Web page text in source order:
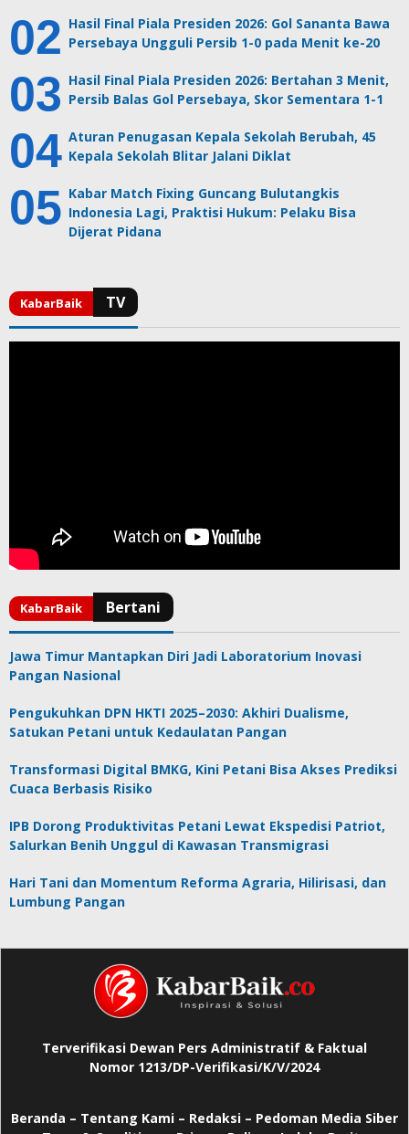
Hasil Final Piala Presiden 2026: Gol Sananta Bawa
Persebaya Ungguli Persib 1-0 pada Menit ke-20
Hasil Final Piala Presiden 2026: Bertahan 3 Menit,
Persib Balas Gol Persebaya, Skor Sementara 1-1
Aturan Penugasan Kepala Sekolah Berubah, 45
Kepala Sekolah Blitar Jalani Diklat
Kabar Match Fixing Guncang Bulutangkis
Indonesia Lagi, Praktisi Hukum: Pelaku Bisa
Dijerat Pidana
Jawa Timur Mantapkan Diri Jadi Laboratorium Inovasi
Pangan Nasional
Pengukuhkan DPN HKTI 2025–2030: Akhiri Dualisme,
Satukan Petani untuk Kedaulatan Pangan
Transformasi Digital BMKG, Kini Petani Bisa Akses Prediksi
Cuaca Berbasis Risiko
IPB Dorong Produktivitas Petani Lewat Ekspedisi Patriot,
Salurkan Benih Unggul di Kawasan Transmigrasi
Hari Tani dan Momentum Reforma Agraria, Hilirisasi, dan
Lumbung Pangan
Terverifikasi Dewan Pers Administratif & Faktual
Nomor 1213/DP-Verifikasi/K/V/2024
Beranda – Tentang Kami – Redaksi – Pedoman Media Siber